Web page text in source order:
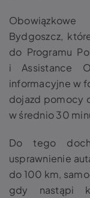
Bydgoszcz,
do Programu
i Assistance
informacyjne w
dojazd pomocy
w średnio 30
Do tego
usprawnienie
do 100 km,
gdy nastąpi